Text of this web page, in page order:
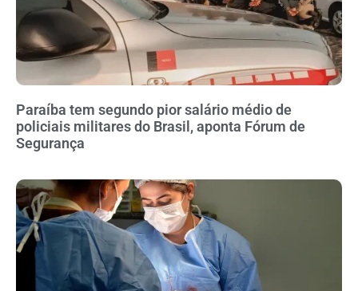
Paraíba tem segundo pior salário médio de
policiais militares do Brasil, aponta Fórum de
Segurança